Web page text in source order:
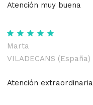
Atención muy buena
Marta
VILADECANS (España)
Atención extraordinaria